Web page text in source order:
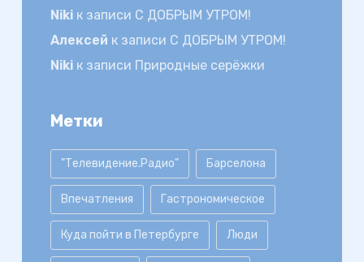
Nikiк записи С ДОБРЫМ УТРОМ!
Алексей к записи С ДОБРЫМ УТРОМ!
Nikiк записи Природные серёжки
Метки
"Телевидение.Радио" Барселона
Впечатления Гастрономическое
Куда пойти в Петербурге Люди